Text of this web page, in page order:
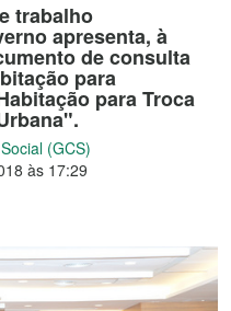
trabalho
apresenta, à
de consulta
para
para Troca
(GCS)
às 17:29